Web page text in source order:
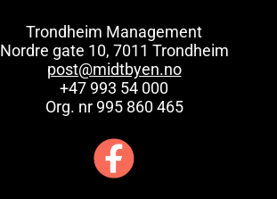
Trondheim Management
Nordre gate 10, 7011 Trondheim
post@midtbyen.no
+47 993 54 000
Org. nr 995 860 465